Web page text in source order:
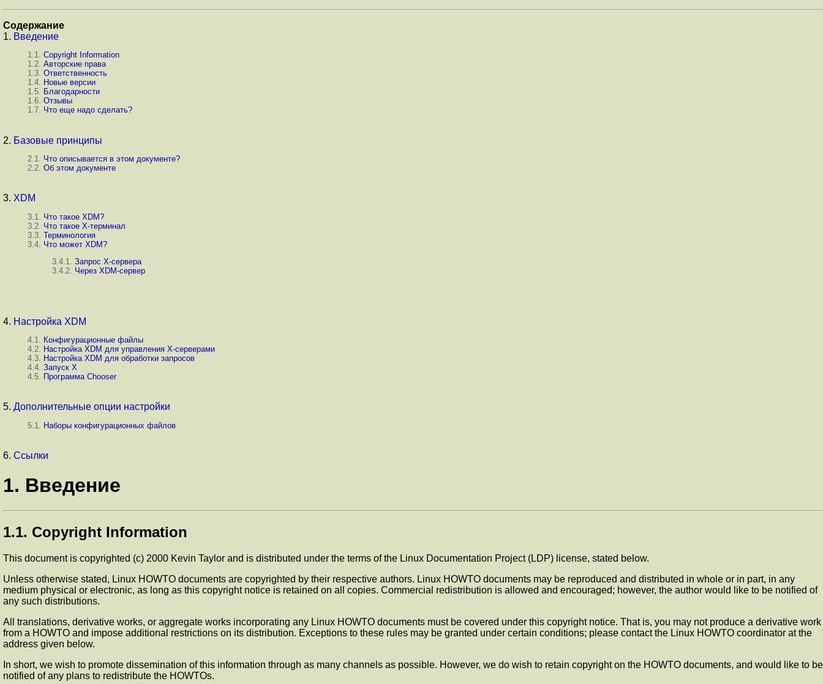
Содержание
1. Введение
1.1. Copyright Information
1.2. Авторские права
1.3. Ответственность
1.4. Новые версии
1.5. Благодарности
1.6. Отзывы
1.7. Что еще надо сделать?
2. Базовые принципы
2.1. Что описывается в этом документе?
2.2. Об этом документе
3. XDM
3.1. Что такое XDM?
3.2. Что такое X-терминал
3.3. Терминология
3.4. Что может XDM?
3.4.1. Запрос X-сервера
3.4.2. Через XDM-сервер
4. Настройка XDM
4.1.
Конфигурационные файлы
4.2.
Настройка XDM для управления X-серверами
4.3.
Настройка XDM для обработки запросов
4.4. Запуск X
4.5.
Программа Chooser
5. Дополнительные опции настройки
5.1. Наборы конфигурационных файлов
6. Ссылки
1. Введение
1.1. Copyright Information
This document is copyrighted (c) 2000 Kevin Taylor and is distributed under the terms of the Linux Documentation Project (LDP) license, stated below.
Unless otherwise stated, Linux HOWTO documents are copyrighted by their respective authors. Linux HOWTO documents may be reproduced and distributed in whole or in part, in any
medium physical or electronic, as long as this copyright notice is retained on all copies. Commercial redistribution is allowed and encouraged; however, the author would like to be notified of
any such distributions.
All translations, derivative works, or aggregate works incorporating any Linux HOWTO documents must be covered under this copyright notice. That is, you may not produce a derivative work
from a HOWTO and impose additional restrictions on its distribution. Exceptions to these rules may be granted under certain conditions; please contact the Linux HOWTO coordinator at the
address given below.
In short, we wish to promote dissemination of this information through as many channels as possible. However, we do wish to retain copyright on the HOWTO documents, and would like to be
notified of any plans to redistribute the HOWTOs.